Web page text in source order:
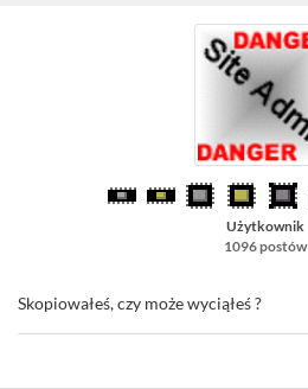
Użytkownik
1096 postów
Skopiowałeś, czy może wyciąłeś ?